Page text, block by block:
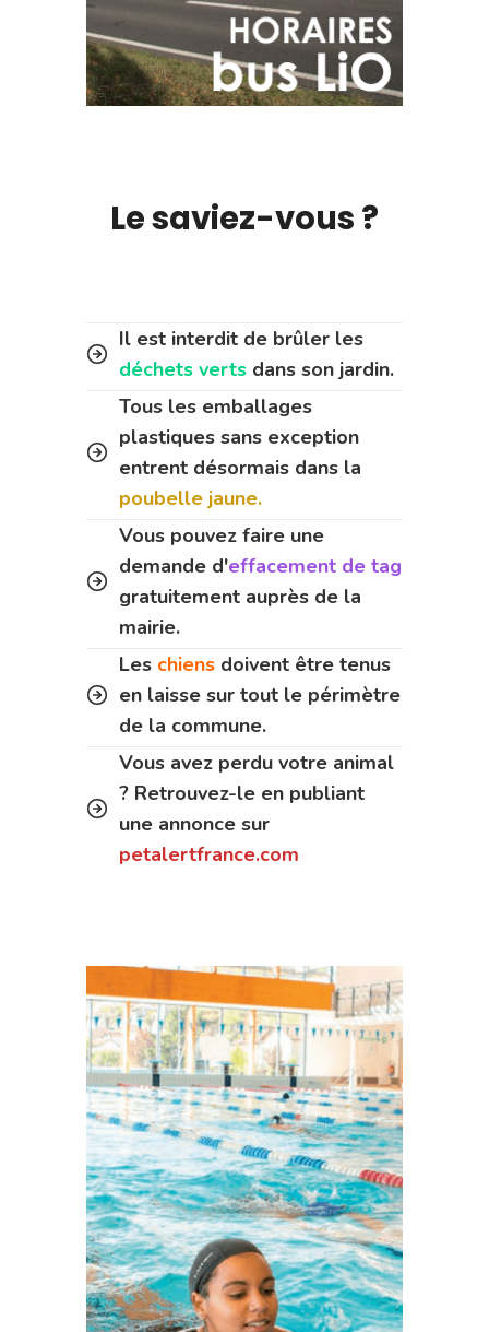
Le saviez-vous ?
Il est interdit de brûler les
déchets verts dans son jardin.
Tous les emballages
plastiques sans exception
entrent désormais dans la
poubelle jaune.
Vous pouvez faire une
demande d'effacement de tag
gratuitement auprès de la
mairie.
Les chiens doivent être tenus
en laisse sur tout le périmètre
de la commune.
Vous avez perdu votre animal
? Retrouvez-le en publiant
une annonce sur
petalertfrance.com